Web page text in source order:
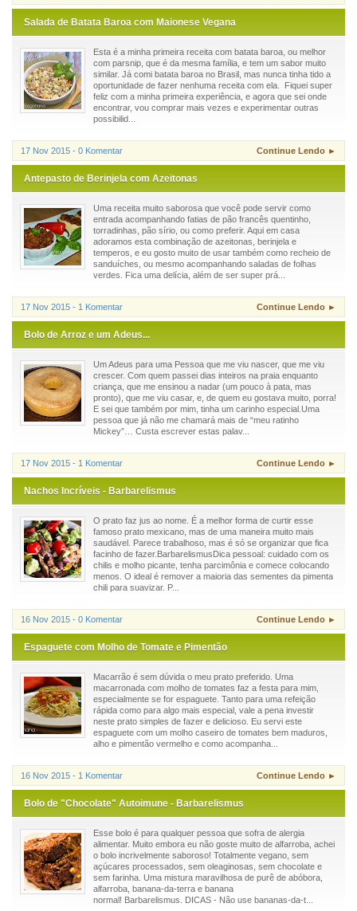
Salada de Batata Baroa com Maionese Vegana
Esta é a minha primeira receita com batata baroa, ou melhor
com parsnip, que é da mesma família, e tem um sabor muito
similar. Já comi batata baroa no Brasil, mas nunca tinha tido a
oportunidade de fazer nenhuma receita com ela. Fiquei super
feliz com a minha primeira experiência, e agora que sei onde
encontrar, vou comprar mais vezes e experimentar outras
possibilid...
17 Nov 2015 - 0 Komentar Continue Lendo ►
Antepasto de Berinjela com Azeitonas
Uma receita muito saborosa que você pode servir como
entrada acompanhando fatias de pão francês quentinho,
torradinhas, pão sírio, ou como preferir. Aqui em casa
adoramos esta combinação de azeitonas, berinjela e
temperos, e eu gosto muito de usar também como recheio de
sanduíches, ou mesmo acompanhando saladas de folhas
verdes. Fica uma delícia, além de ser super prá...
17 Nov 2015 - 1 Komentar Continue Lendo ►
Bolo de Arroz e um Adeus...
Um Adeus para uma Pessoa que me viu nascer, que me viu
crescer. Com quem passei dias inteiros na praia enquanto
criança, que me ensinou a nadar (um pouco à pata, mas
pronto), que me viu casar, e, de quem eu gostava muito, porra!
E sei que também por mim, tinha um carinho especial.Uma
pessoa que já não me chamará mais de “meu ratinho
Mickey”… Custa escrever estas palav...
17 Nov 2015 - 1 Komentar Continue Lendo ►
Nachos Incríveis - Barbarelismus
O prato faz jus ao nome. É a melhor forma de curtir esse
famoso prato mexicano, mas de uma maneira muito mais
saudável. Parece trabalhoso, mas é só se organizar que fica
facinho de fazer.BarbarelismusDica pessoal: cuidado com os
chilis e molho picante, tenha parcimônia e comece colocando
menos. O ideal é remover a maioria das sementes da pimenta
chili para suavizar. P...
16 Nov 2015 - 0 Komentar Continue Lendo ►
Espaguete com Molho de Tomate e Pimentão
Macarrão é sem dúvida o meu prato preferido. Uma
macarronada com molho de tomates faz a festa para mim,
especialmente se for espaguete. Tanto para uma refeição
rápida como para algo mais especial, vale a pena investir
neste prato simples de fazer e delicioso. Eu servi este
espaguete com um molho caseiro de tomates bem maduros,
alho e pimentão vermelho e como acompanha...
16 Nov 2015 - 1 Komentar Continue Lendo ►
Bolo de "Chocolate" Autoimune - Barbarelismus
Esse bolo é para qualquer pessoa que sofra de alergia
alimentar. Muito embora eu não goste muito de alfarroba, achei
o bolo incrivelmente saboroso! Totalmente vegano, sem
açúcares processados, sem oleaginosas, sem chocolate e
sem farinha. Uma mistura maravilhosa de purê de abóbora,
alfarroba, banana-da-terra e banana
normal! Barbarelismus. DICAS - Não use bananas-da-t...